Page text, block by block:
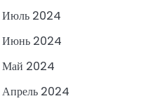
Июль 2024
Июнь 2024
Май 2024
Апрель 2024